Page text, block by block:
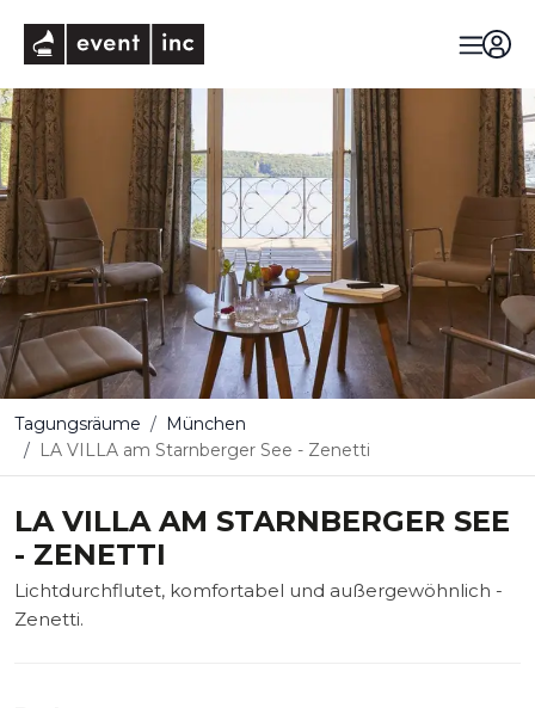
Tagungsräume
München
LA VILLA am Starnberger See - Zenetti
LA VILLA AM STARNBERGER SEE
- ZENETTI
Lichtdurchflutet, komfortabel und außergewöhnlich -
Zenetti.